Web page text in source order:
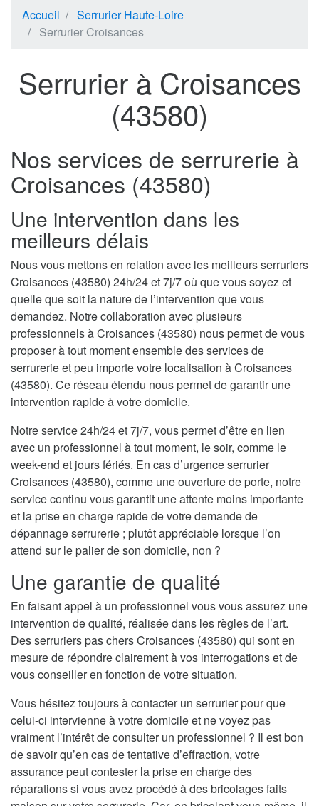
Accueil
Serrurier Haute-Loire
Serrurier Croisances
Serrurier à Croisances
(43580)
Nos services de serrurerie à
Croisances (43580)
Une intervention dans les
meilleurs délais
Nous vous mettons en relation avec les meilleurs serruriers
Croisances (43580) 24h/24 et 7j/7 où que vous soyez et
quelle que soit la nature de l’intervention que vous
demandez. Notre collaboration avec plusieurs
professionnels à Croisances (43580) nous permet de vous
proposer à tout moment ensemble des services de
serrurerie et peu importe votre localisation à Croisances
(43580). Ce réseau étendu nous permet de garantir une
intervention rapide à votre domicile.
Notre service 24h/24 et 7j/7, vous permet d’être en lien
avec un professionnel à tout moment, le soir, comme le
week-end et jours fériés. En cas d’urgence serrurier
Croisances (43580), comme une ouverture de porte, notre
service continu vous garantit une attente moins importante
et la prise en charge rapide de votre demande de
dépannage serrurerie ; plutôt appréciable lorsque l’on
attend sur le palier de son domicile, non ?
Une garantie de qualité
En faisant appel à un professionnel vous vous assurez une
intervention de qualité, réalisée dans les règles de l’art.
Des serruriers pas chers Croisances (43580) qui sont en
mesure de répondre clairement à vos interrogations et de
vous conseiller en fonction de votre situation.
Vous hésitez toujours à contacter un serrurier pour que
celui-ci intervienne à votre domicile et ne voyez pas
vraiment l’intérêt de consulter un professionnel ? Il est bon
de savoir qu’en cas de tentative d’effraction, votre
assurance peut contester la prise en charge des
réparations si vous avez procédé à des bricolages faits